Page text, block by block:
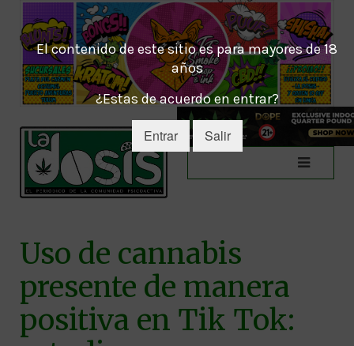
El contenido de este sitio es para mayores de 18
años
¿Estas de acuerdo en entrar?
Entrar Salir
Uso de cannabis
presente de manera
positiva en Tik Tok: